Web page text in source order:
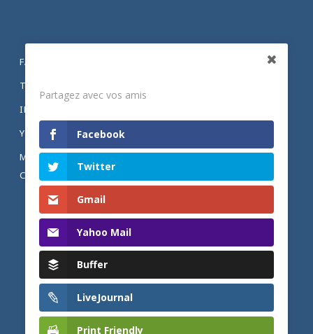
FACEBOOK
TWITTER
INSTAGRAM
YOUTUBE
MENTIONS LÉGALES ET POLITIQUE DE
CONFIDENTIALITÉ
Partagez avec vos amis
Facebook
Twitter
Gmail
Yahoo Mail
Buffer
LiveJournal
Print Friendly